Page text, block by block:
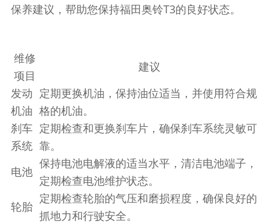
保养建议，帮助您保持福田奥铃T3的良好状态。
维修
项目
建议
发动
机油
定期更换机油，保持油位适当，并使用符合规
格的机油。
刹车
系统
定期检查和更换刹车片，确保刹车系统灵敏可
靠。
电池
保持电池电解液的适当水平，清洁电池端子，
定期检查电池维护状态。
轮胎
定期检查轮胎的气压和磨损程度，确保良好的
抓地力和行驶安全。